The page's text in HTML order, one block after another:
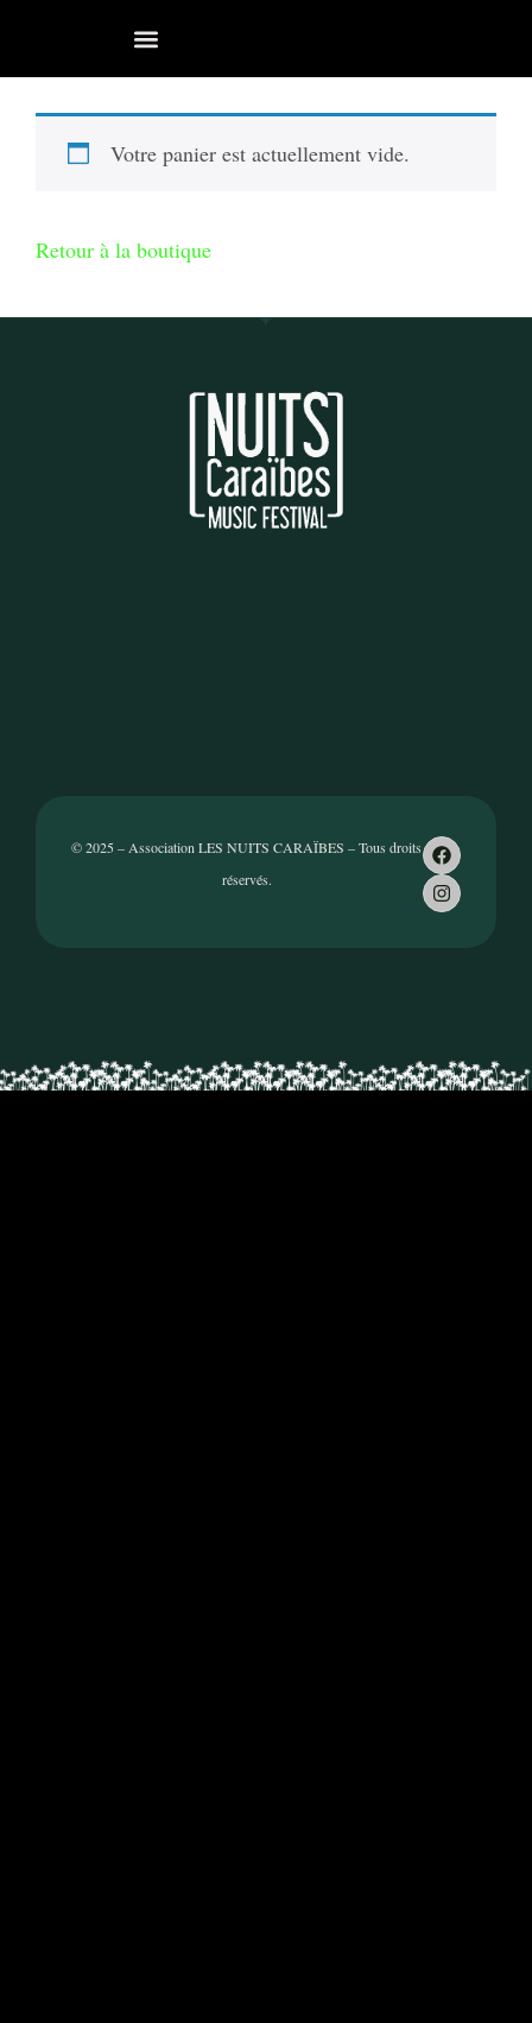
Votre panier est actuellement vide.
Retour à la boutique
© 2025 – Association LES NUITS CARAÏBES – Tous droits
réservés.